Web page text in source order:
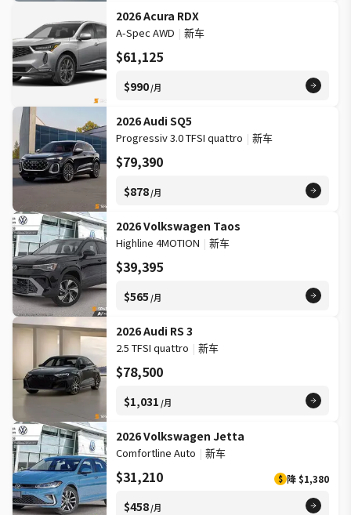
2026 Acura RDX
A-Spec AWD | 新车
$61,125
$990/月
2026 Audi SQ5
Progressiv 3.0 TFSI quattro | 新车
$79,390
$878/月
2026 Volkswagen Taos
Highline 4MOTION | 新车
$39,395
$565 /月
2026 Audi RS 3
2.5 TFSI quattro | 新车
$78,500
$1,031 /月
2026 Volkswagen Jetta
Comfortline Auto | 新车
$31,210 $ 降 $1,380
$458/月